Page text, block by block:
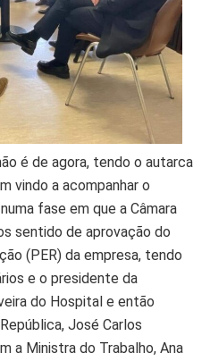
é de agora, tendo o autarca
vindo a acompanhar o
fase em que a Câmara
sentido de aprovação do
(PER) da empresa, tendo
e o presidente da
do Hospital e então
José Carlos
a Ministra do Trabalho, Ana